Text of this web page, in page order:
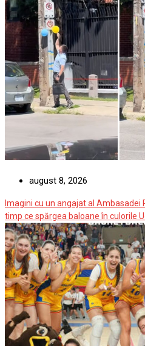
august 8, 2026
Imagini cu un angajat al Ambasadei
timp ce spărgea baloane în culorile